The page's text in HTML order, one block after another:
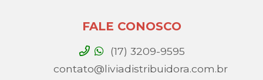
FALE CONOSCO
(17) 3209-9595
contato@liviadistribuidora.com.br